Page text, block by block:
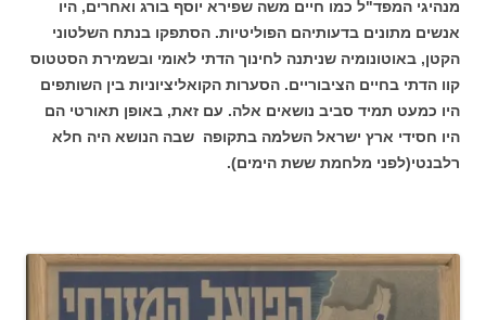
מנהיגי המפד"ל כמו חיים משה שפירא יוסף בורג ואחרים, היו
אנשים מתונים בדעותיהם הפוליטיות. הסתפקו בנתח השלטוני
הקטן, באוטונומיה שניתנה לחינוך הדתי לאומי ובשמירת הסטטוס
קוו הדתי בחיים הציבוריים. הסערות הקואליציוניות בין השותפים
היו כמעט תמיד סביב נושאים אלה. עם זאת, באופן תאורטי הם
היו חסידי ארץ ישראל השלמה בתקופה שבה הנושא היה חלא
רלבנטי(לפני מלחמת ששת הימים).